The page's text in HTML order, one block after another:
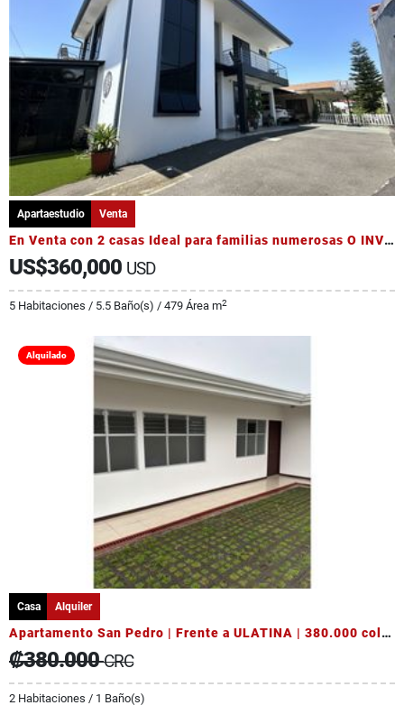
Apartaestudio Venta
En Venta con 2 casas Ideal para familias numerosas O INVERSIÓN
US$360,000 USD
5 Habitaciones / 5.5 Baño(s) / 479 Área m2
Alquilado
Casa Alquiler
Apartamento San Pedro | Frente a ULATINA | 380.000 colones
₡380.000CRC
2 Habitaciones / 1 Baño(s)